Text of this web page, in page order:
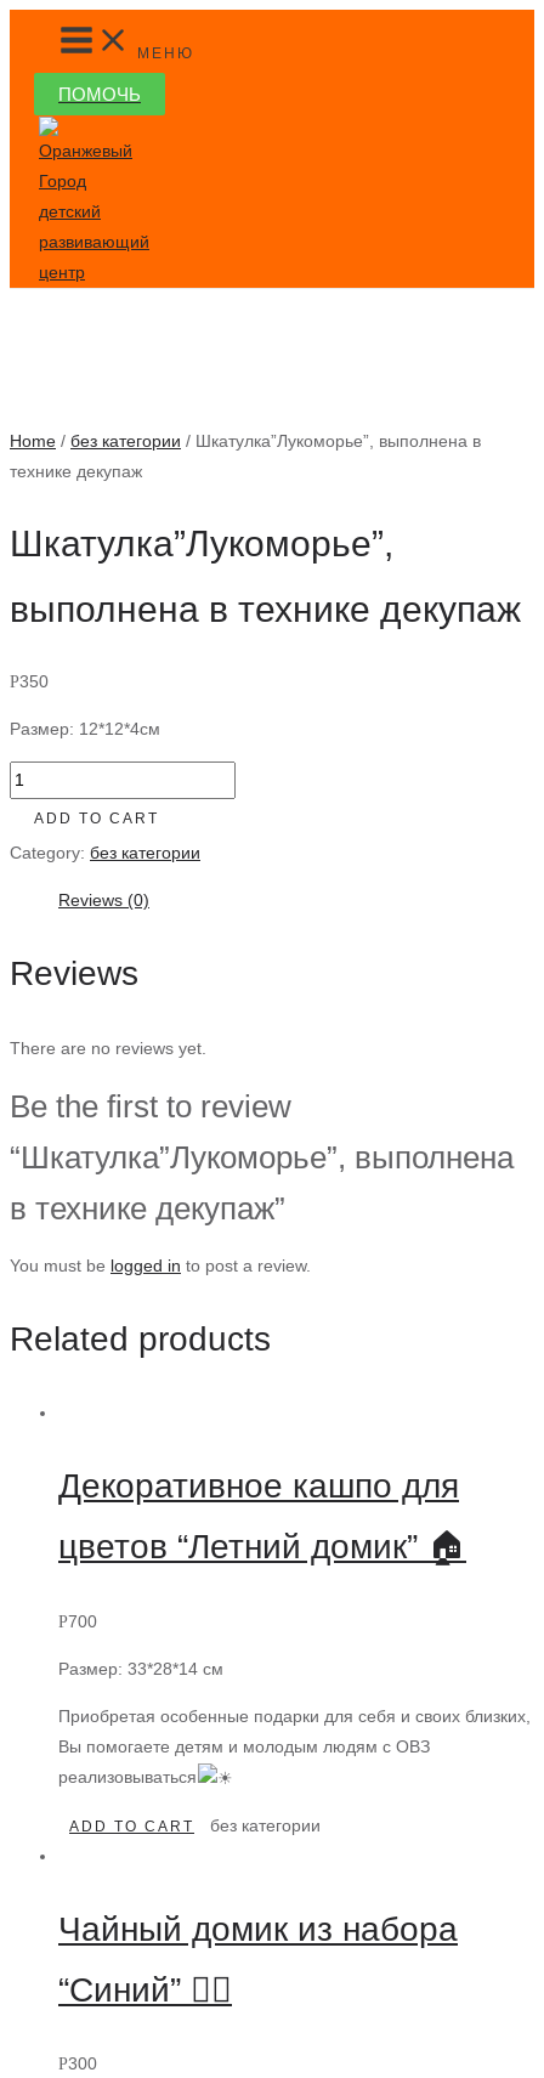
Перейти
содержимому
MAIN
MENU
МЕНЮ
ПОМОЧЬ
Home / без категории / Шкатулка”Лукоморье”, выполнена в
технике декупаж
Шкатулка”Лукоморье”,
выполнена в технике декупаж
Р350
Размер: 12*12*4см
Шкатулка"Лукоморье",
выполнена
технике
декупаж
ADD TO CART
Category: без категории
Reviews (0)
Reviews
There are no reviews yet.
Be the first to review
“Шкатулка”Лукоморье”, выполнена
в технике декупаж”
You must be logged in to post a review.
Related products
Декоративное кашпо для
цветов “Летний домик” 🏠
Р700
Размер: 33*28*14 см
Приобретая особенные подарки для себя и своих близких,
Вы помогаете детям и молодым людям с ОВЗ
реализовываться
ADD TO CART без категории
Чайный домик из набора
“Синий” 👍🏻
Р300